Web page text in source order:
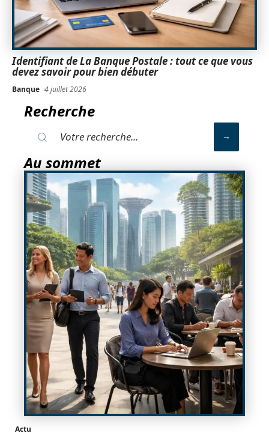
Identifiant de La Banque Postale : tout ce que vous
devez savoir pour bien débuter
Banque 4 juillet 2026
Recherche
Au sommet
Actu